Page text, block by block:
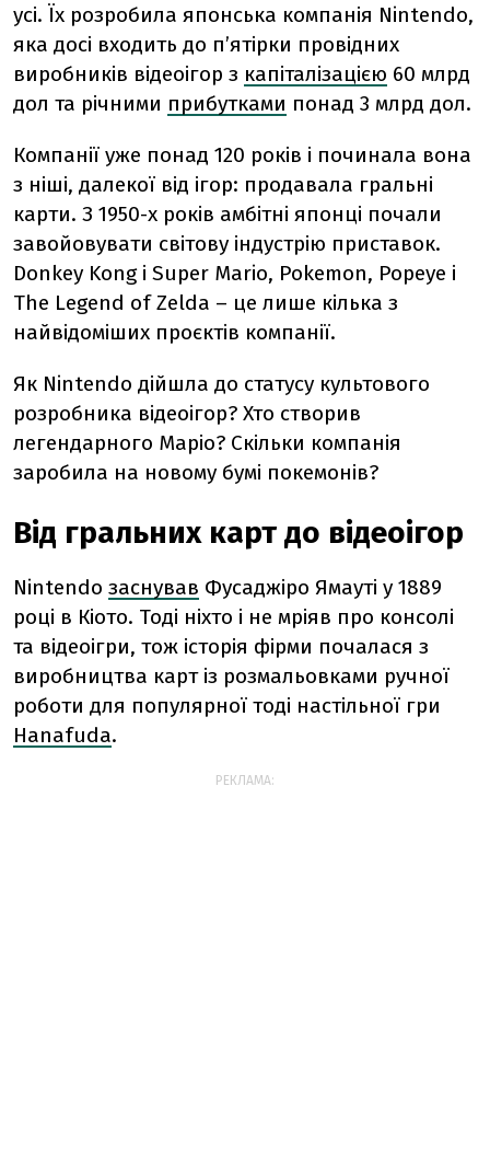
усі. Їх розробила японська компанія Nintendo,
яка досі входить до пʼятірки провідних
виробників відеоігор з капіталізацією 60 млрд
дол та річними прибутками понад 3 млрд дол.
Компанії уже понад 120 років і починала вона
з ніші, далекої від ігор: продавала гральні
карти. З 1950-х років амбітні японці почали
завойовувати світову індустрію приставок.
Donkey Kong і Super Mario, Pokemon, Popeye і
The Legend of Zelda – це лише кілька з
найвідоміших проєктів компанії.
Як Nintendo дійшла до статусу культового
розробника відеоігор? Хто створив
легендарного Маріо? Скільки компанія
заробила на новому бумі покемонів?
Від гральних карт до відеоігор
Nintendo заснував Фусаджіро Ямауті у 1889
році в Кіото. Тоді ніхто і не мріяв про консолі
та відеоігри, тож історія фірми почалася з
виробництва карт із розмальовками ручної
роботи для популярної тоді настільної гри
Hanafuda.
РЕКЛАМА: